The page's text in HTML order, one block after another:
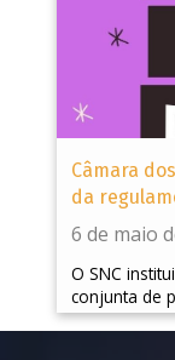
Câmara
da
6 de maio
O SNC
conjunta de